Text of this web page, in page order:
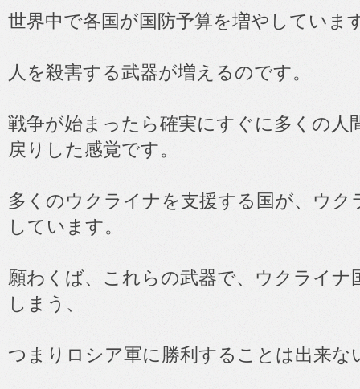
世界中で各国が国防予算を増やしていま
人を殺害する武器が増えるのです。
戦争が始まったら確実にすぐに多くの人
戻りした感覚です。
多くのウクライナを支援する国が、ウ
しています。
願わくば、これらの武器で、ウクライナ
しまう、
つまりロシア軍に勝利することは出来な